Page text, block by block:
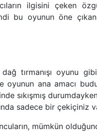
ilgisini çeken
bu oyunun öne
tırmanışı oyunu
oyunun ana amacı
sıkışmış
sadece bir çekiçiniz
mümkün